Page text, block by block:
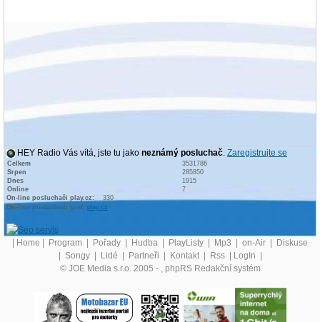
HEY Radio Vás vítá, jste tu jako neznámý posluchač. Zaregistrujte se
Celkem
3531786
Srpen
285850
Dnes
1915
Online
7
On-line posluchači play.cz:
330
On-line posluchači graf: play.cz
Home Program Pořady Hudba PlayListy Mp3 on-Air
Diskuse
Songy Lidé Partneři Kontakt Rss LogIn
© JOE Media s.r.o. 2005 - , phpRS Redakční systém